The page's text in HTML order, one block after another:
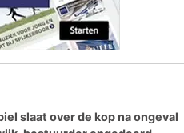
slaat over de kop na ongeval